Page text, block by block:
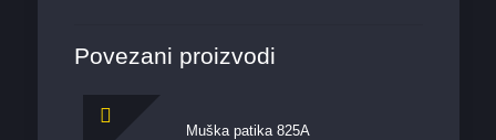
Povezani proizvodi
Muška patika 825A